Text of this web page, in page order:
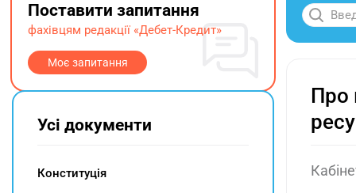
Про
Поставити запитання
фахівцям редакції «Дебет-Кредит»
Моє запитання
Усі документи
Конституція